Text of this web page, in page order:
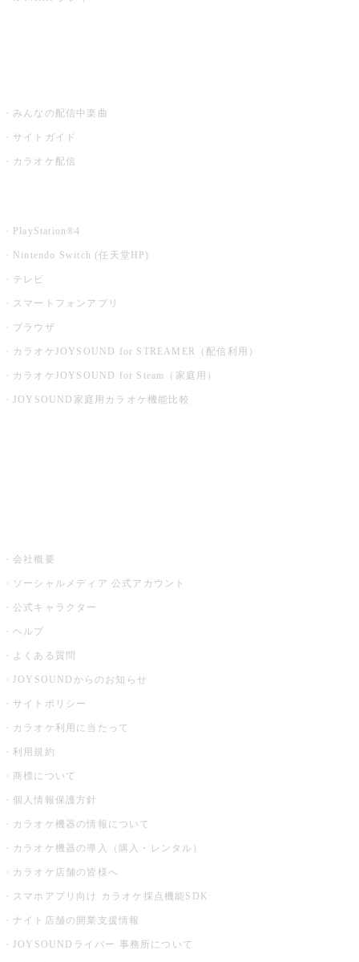
みんなの配信中楽曲
サイトガイド
カラオケ配信
PlayStation®4
Nintendo Switch (任天堂HP)
テレビ
スマートフォンアプリ
ブラウザ
カラオケJOYSOUND for STREAMER（配信利用）
カラオケJOYSOUND for Steam（家庭用）
JOYSOUND家庭用カラオケ機能比較
会社概要
ソーシャルメディア 公式アカウント
公式キャラクター
ヘルプ
よくある質問
JOYSOUNDからのお知らせ
サイトポリシー
カラオケ利用に当たって
利用規約
商標について
個人情報保護方針
カラオケ機器の情報について
カラオケ機器の導入（購入・レンタル）
カラオケ店舗の皆様へ
スマホアプリ向け カラオケ採点機能SDK
ナイト店舗の開業支援情報
JOYSOUNDライバー 事務所について